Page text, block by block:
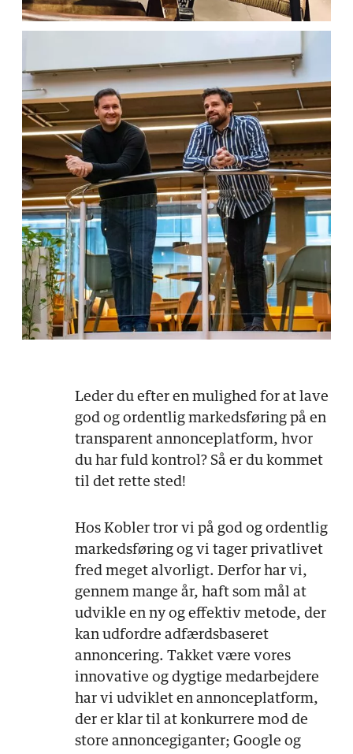
Leder du efter en mulighed for at lave
god og ordentlig markedsføring på en
transparent annonceplatform, hvor
du har fuld kontrol? Så er du kommet
til det rette sted!
Hos Kobler tror vi på god og ordentlig
markedsføring og vi tager privatlivet
fred meget alvorligt. Derfor har vi,
gennem mange år, haft som mål at
udvikle en ny og effektiv metode, der
kan udfordre adfærdsbaseret
annoncering. Takket være vores
innovative og dygtige medarbejdere
har vi udviklet en annonceplatform,
der er klar til at konkurrere mod de
store annoncegiganter; Google og